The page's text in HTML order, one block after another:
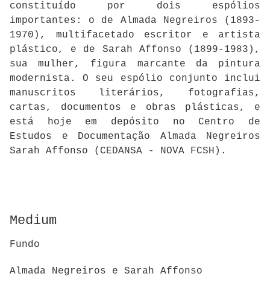
constituído por dois espólios
importantes: o de Almada Negreiros (1893-
1970), multifacetado escritor e artista
plástico, e de Sarah Affonso (1899-1983),
sua mulher, figura marcante da pintura
modernista. O seu espólio conjunto inclui
manuscritos literários, fotografias,
cartas, documentos e obras plásticas, e
está hoje em depósito no Centro de
Estudos e Documentação Almada Negreiros
Sarah Affonso (CEDANSA - NOVA FCSH).
Medium
Fundo
Almada Negreiros e Sarah Affonso